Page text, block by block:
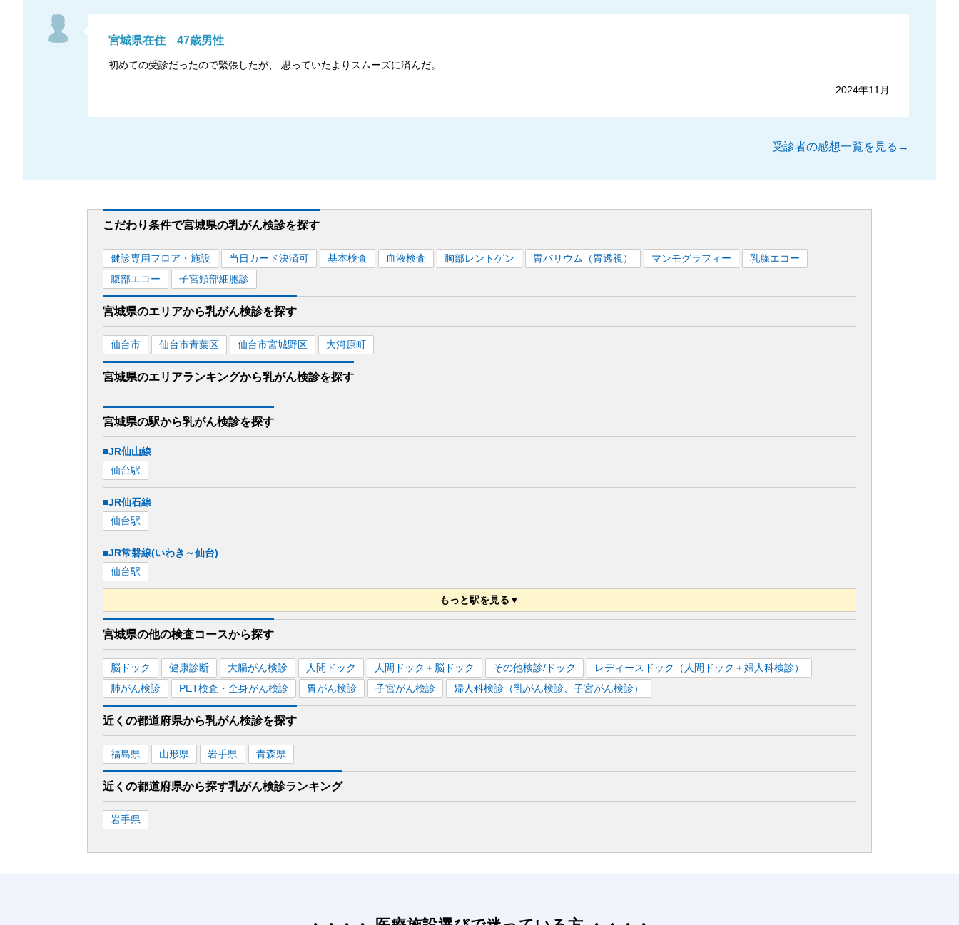
宮城県在住 47歳男性
初めての受診だったので緊張したが、 思っていたよりスムーズに済んだ。
2024年11月
受診者の感想一覧を見る→
こだわり条件で宮城県の乳がん検診を探す
健診専用フロア・施設 当日カード決済可 基本検査 血液検査 胸部レントゲン 胃バリウム（胃透視） マンモグラフィー
乳腺エコー
腹部エコー
子宮頸部細胞診
宮城県のエリアから乳がん検診を探す
仙台市 仙台市青葉区 仙台市宮城野区 大河原町
宮城県のエリアランキングから乳がん検診を探す
宮城県の駅から乳がん検診を探す
■JR仙山線
仙台駅
■JR仙石線
仙台駅
■JR常磐線(いわき～仙台)
仙台駅
もっと駅を見る▼
■JR東北本線(黒磯～利府・盛岡)
大河原駅 仙台駅
■仙台市営地下鉄南北線
仙台駅 勾当台公園駅
■仙台市営地下鉄東西線
仙台駅
■東北新幹線
仙台駅
■秋田新幹線
仙台駅
宮城県の他の検査コースから探す
脳ドック 健康診断 大腸がん検診 人間ドック 人間ドック＋脳ドック その他検診/ドック
レディースドック（人間ドック＋婦人科検診）
肺がん検診
PET検査・全身がん検診 胃がん検診 子宮がん検診 婦人科検診（乳がん検診、子宮がん検診）
近くの都道府県から乳がん検診を探す
福島県 山形県 岩手県 青森県
近くの都道府県から探す乳がん検診ランキング
岩手県